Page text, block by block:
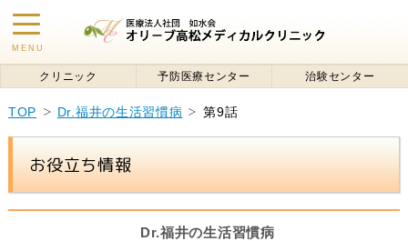
toggle
navigation
MENU
クリニック 予防医療センター 治験センター
TOP Dr.福井の生活習慣病 第9話
お役立ち情報
Dr.福井の生活習慣病